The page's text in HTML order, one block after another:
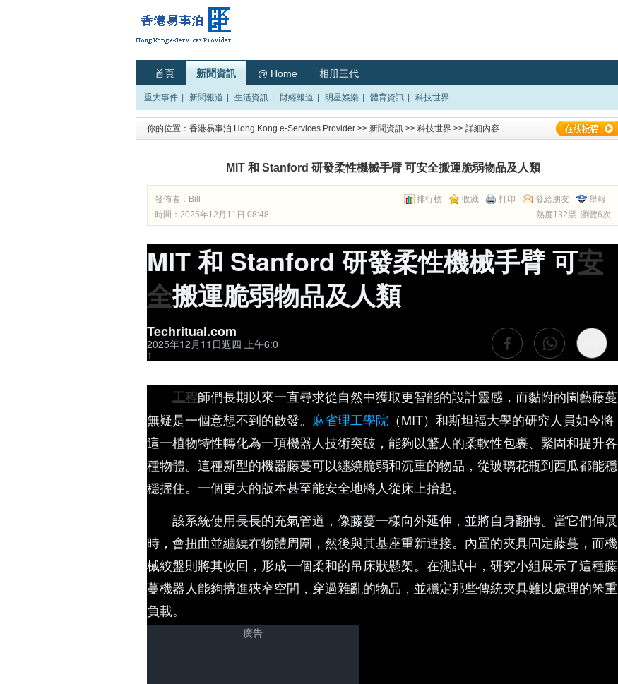
首頁 新聞資訊 @ Home 相册三代
重大事件 新聞報道 生活資訊 財經報道 明星娛樂 體育資訊 科技世界
你的位置： 香港易事泊 Hong Kong e-Services Provider >> 新聞資訊 >> 科技世界 >> 詳細內容
MIT 和 Stanford 研發柔性機械手臂 可安全搬運脆弱物品及人類
排行榜 收藏 打印 發給朋友 舉報
發佈者： Bill
熱度132票 瀏覽6次
時間：2025年12月11日 08:48
MIT 和 Stanford 研發柔性機械手臂 可安
全搬運脆弱物品及人類
Techritual.com
2025年12月11日週四 上午6:0
1
工程師們長期以來一直尋求從自然中獲取更智能的設計靈感，而黏附的園藝藤蔓
無疑是一個意想不到的啟發。 麻省理工學院 （MIT）和斯坦福大學的研究人員如今將
這一植物特性轉化為一項機器人技術突破，能夠以驚人的柔軟性包裹、緊固和提升各
種物體。這種新型的機器藤蔓可以纏繞脆弱和沉重的物品，從玻璃花瓶到西瓜都能穩
穩握住。一個更大的版本甚至能安全地將人從床上抬起。
該系統使用長長的充氣管道，像藤蔓一樣向外延伸，並將自身翻轉。當它們伸展
時，會扭曲並纏繞在物體周圍，然後與其基座重新連接。內置的夾具固定藤蔓，而機
械絞盤則將其收回，形成一個柔和的吊床狀懸架。在測試中，研究小組展示了這種藤
蔓機器人能夠擠進狹窄空間，穿過雜亂的物品，並穩定那些傳統夾具難以處理的笨重
負載。
廣告